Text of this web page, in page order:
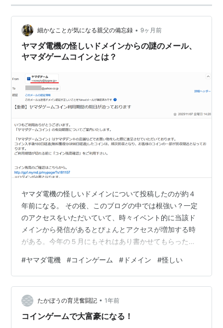
細かなことが気になる親父の備忘録 • 9ヶ月前
ヤマダ電機の怪しいドメインからの謎のメール、
ヤマダゲームコインとは？
ヤマダ電機の怪しいドメインについて投稿したのが約４
年前になる。 その後、このブログの中では根強い？一定
のアクセスをいただいていて、時々イベント的に当該ド
メインから発信があるとぴょんとアクセスが増加する時
がある。今年の５月にもそれはあり書かせてもらった。
ブログへのアクセスが増えた。理由はたぶん何日か前に
私宛にも届いた例のドメインからメールだと思う。 私も
そうだけれど、何これ？と思った人が多かったのではな
いだろうか。そして多くの方は迷惑メールとしてあるい
は私には関係ない話と無視されているのではないかとも
#ヤマダ電機 #コインゲーム # ドメイン #怪しい
たかぼうの育児奮闘記 • 1年前
コインゲームで大富豪になる！